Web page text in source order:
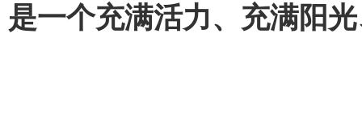
是一个充满活力、充满阳